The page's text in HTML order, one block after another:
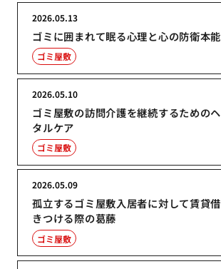
ゴミに囲まれて眠る心理と心の防衛本
2026.05.13
ゴミ屋敷
ゴミ屋敷の訪問介護を継続するための
タルケア
2026.05.10
ゴミ屋敷
孤立するゴミ屋敷入居者に対して賃貸
きつける際の葛藤
2026.05.09
ゴミ屋敷